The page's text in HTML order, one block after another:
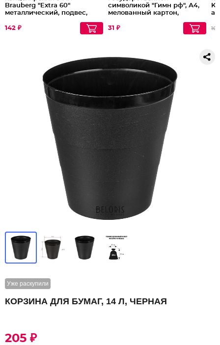
Brauberg "Extra 60"
металлический, подвес,
142 ₽
символикой "Гимн рф", А4,
мелованный картон,
Партия по 20шт
31 ₽ 103
Уже раскупили
КОРЗИНА ДЛЯ БУМАГ, 14 Л, ЧЕРНАЯ
205 ₽